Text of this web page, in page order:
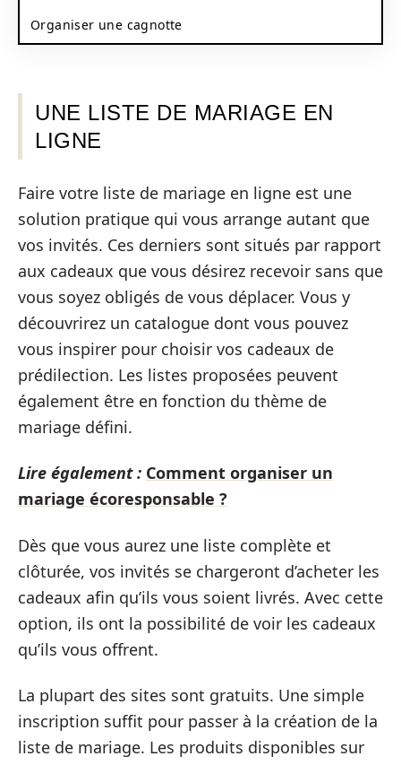
Organiser une cagnotte
UNE LISTE DE MARIAGE EN
LIGNE
Faire votre liste de mariage en ligne est une
solution pratique qui vous arrange autant que
vos invités. Ces derniers sont situés par rapport
aux cadeaux que vous désirez recevoir sans que
vous soyez obligés de vous déplacer. Vous y
découvrirez un catalogue dont vous pouvez
vous inspirer pour choisir vos cadeaux de
prédilection. Les listes proposées peuvent
également être en fonction du thème de
mariage défini.
Lire également : Comment organiser un
mariage écoresponsable ?
Dès que vous aurez une liste complète et
clôturée, vos invités se chargeront d’acheter les
cadeaux afin qu’ils vous soient livrés. Avec cette
option, ils ont la possibilité de voir les cadeaux
qu’ils vous offrent.
La plupart des sites sont gratuits. Une simple
inscription suffit pour passer à la création de la
liste de mariage. Les produits disponibles sur